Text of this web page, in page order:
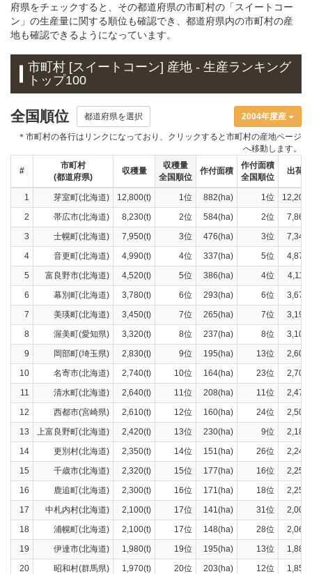
府県をチェックすると、その都道府県の市町村の「スイートコー
ン」の生産量に関する順位も確認でき、都道府県内の市町村の産
地も確認できるようになっています。
市町村 [スイートコーン] 産地 - 生産ランキング
トップ100
全国順位 都道府県を選択 2004年度産
＊市町村の各行はリンクになっており、クリックすると市町村の産地ページ
へ移動します。
#
市町村
(都道府県)
収穫量
収穫量
全国順位
作付面積
作付面積
全国順位
出荷量
1 芽室町(北海道) 12,800(t) 1位 882(ha) 1位
2
帯広市(北海道) 8,230(t) 2位 584(ha) 2位
3
士幌町(北海道) 7,950(t) 3位 476(ha) 3位
4
音更町(北海道) 4,990(t) 4位 337(ha) 5位
5
富良野市(北海道) 4,520(t) 5位 386(ha) 4位
6
幕別町(北海道) 3,780(t) 6位 293(ha) 6位
7
美瑛町(北海道) 3,450(t) 7位 265(ha) 7位
8
渥美町(愛知県) 3,320(t) 8位 237(ha) 8位
9
岡部町(埼玉県) 2,830(t) 9位 195(ha) 13位
10
名寄市(北海道) 2,740(t) 10位 164(ha) 23位
11
清水町(北海道) 2,640(t) 11位 208(ha) 11位
12
西都市(宮崎県) 2,610(t) 12位 160(ha) 24位
13
上富良野町(北海道) 2,420(t) 13位 230(ha) 9位
14
更別村(北海道) 2,350(t) 14位 151(ha) 26位
15
千歳市(北海道) 2,320(t) 15位 177(ha) 16位
16
鹿追町(北海道) 2,300(t) 16位 171(ha) 18位
17
中札内村(北海道) 2,100(t) 17位 141(ha) 31位
18
浦幌町(北海道) 2,100(t) 17位 148(ha) 28位
19
伊達市(北海道) 1,980(t) 19位 195(ha) 13位
20
昭和村(群馬県) 1,970(t) 20位 203(ha) 12位